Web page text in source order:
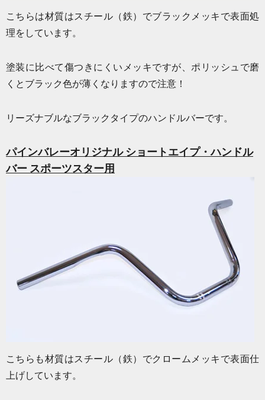
こちらは材質はスチール（鉄）でブラックメッキで表面処
理をしています。
塗装に比べて傷つきにくいメッキですが、ポリッシュで磨
くとブラック色が薄くなりますので注意！
リーズナブルなブラックタイプのハンドルバーです。
パインバレーオリジナル ショートエイプ・ハンドル
バー スポーツスター用
こちらも材質はスチール（鉄）でクロームメッキで表面仕
上げしています。